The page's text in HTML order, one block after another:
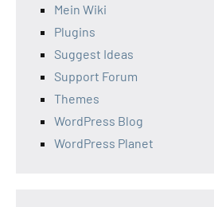
Mein Wiki
Plugins
Suggest Ideas
Support Forum
Themes
WordPress Blog
WordPress Planet